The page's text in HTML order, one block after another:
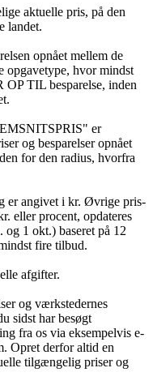
aktuelle pris, på den
landet.
opnået mellem de
opgavetype, hvor mindst
OP TIL besparelse, inden
er
og besparelser opnået
for den radius, hvorfra
er angivet i kr. Øvrige pris-
eller procent, opdateres
1 okt.) baseret på 12
fire tilbud.
afgifter.
og værkstedernes
sidst har besøgt
fra os via eksempelvis e-
Opret derfor altid en
tilgængelig priser og